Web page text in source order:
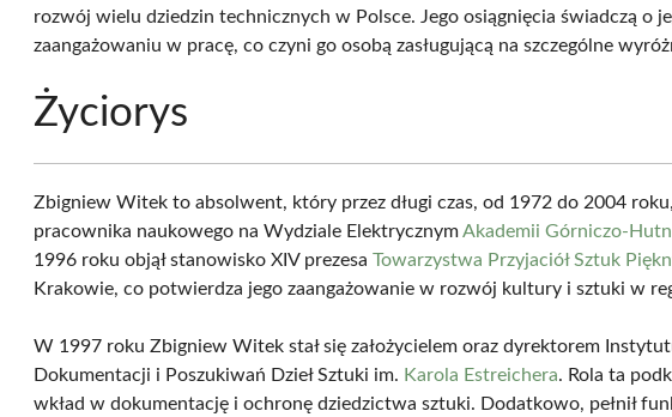
rozwój wielu dziedzin technicznych w Polsce. Jego osiągnięcia świadczą o
zaangażowaniu w pracę, co czyni go osobą zasługującą na szczególne
Życiorys
Zbigniew Witek to absolwent, który przez długi czas, od 1972 do 2004 roku,
pracownika naukowego na Wydziale ElektrycznymAkademii Górniczo-
1996 roku objął stanowisko XIV prezesaTowarzystwa Przyjaciół Sztuk
Krakowie, co potwierdza jego zaangażowanie w rozwój kultury i sztuki w
W 1997 roku Zbigniew Witek stał się założycielem oraz dyrektorem
Dokumentacji i Poszukiwań Dzieł Sztuki im. Karola Estreichera. Rola ta
wkład w dokumentację i ochronę dziedzictwa sztuki. Dodatkowo, pełnił